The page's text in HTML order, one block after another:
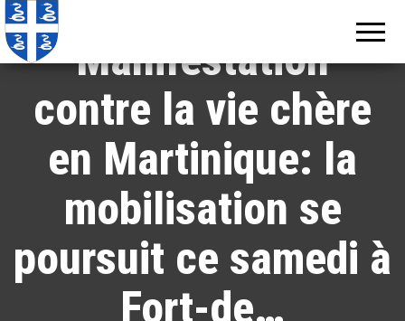
Manifestation
contre la vie chère
en Martinique: la
mobilisation se
poursuit ce samedi à
Fort-de…